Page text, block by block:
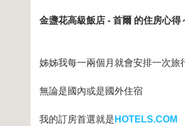
金盞花高級飯店 - 首爾 的住房心得
姊姊我每一兩個月就會安排一次旅
無論是國內或是國外住宿
我的訂房首選就是 HOTELS.COM